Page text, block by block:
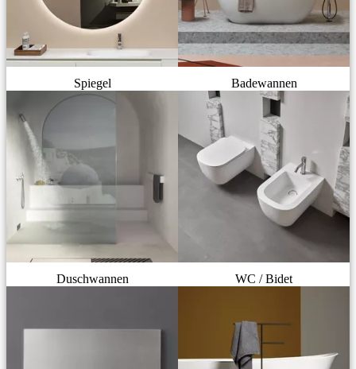
Spiegel Badewannen
Duschwannen WC / Bidet